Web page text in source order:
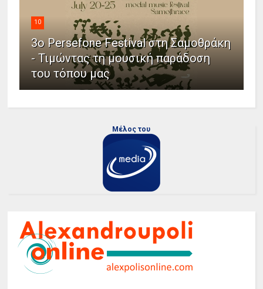
10
3ο Persefone Festival στη Σαμοθράκη
- Τιμώντας τη μουσική παράδοση
του τόπου μας
Μέλος του